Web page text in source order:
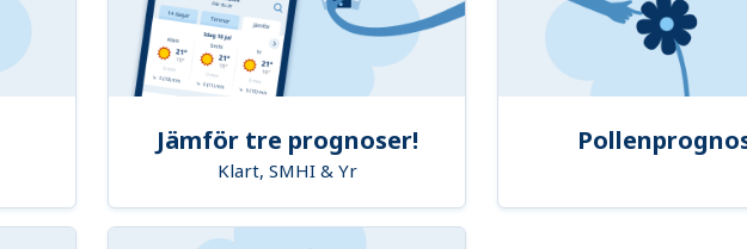
Jämför tre prognoser!
Klart, SMHI & Yr